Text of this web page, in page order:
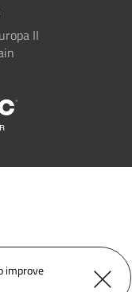
II
improve